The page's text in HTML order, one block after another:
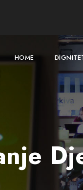
HOME